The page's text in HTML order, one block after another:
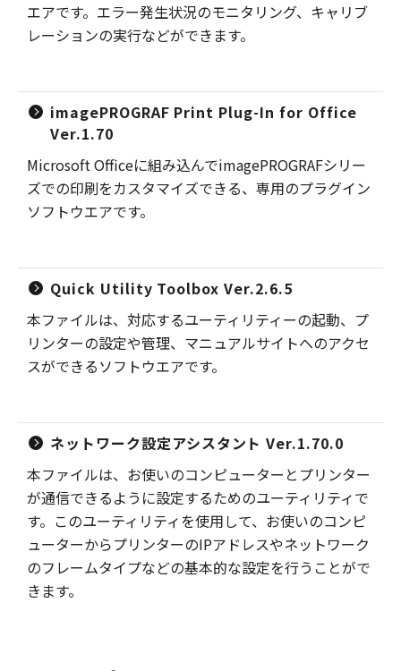
エアです。エラー発生状況のモニタリング、キャリブ
レーションの実行などができます。
imagePROGRAF Print Plug-In for Office
Ver.1.70
Microsoft Officeに組み込んでimagePROGRAFシリー
ズでの印刷をカスタマイズできる、専用のプラグイン
ソフトウエアです。
Quick Utility Toolbox Ver.2.6.5
本ファイルは、対応するユーティリティーの起動、プ
リンターの設定や管理、マニュアルサイトへのアクセ
スができるソフトウエアです。
ネットワーク設定アシスタント Ver.1.70.0
本ファイルは、お使いのコンピューターとプリンター
が通信できるように設定するためのユーティリティで
す。このユーティリティを使用して、お使いのコンピ
ューターからプリンターのIPアドレスやネットワーク
のフレームタイプなどの基本的な設定を行うことがで
きます。